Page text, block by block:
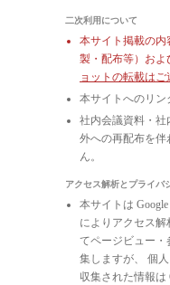
二次利用について
本サイト掲載の内
製・配布等）およ
ョットの転載は
本サイトへのリン
社内会議資料・社
外への再配布を
ん。
アクセス解析とプライバ
本サイトは
によりアクセス解
てページビュー・
集しますが、 個
収集された情報は